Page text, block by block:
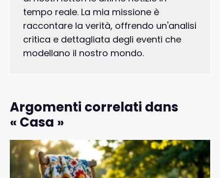
tempo reale. La mia missione è
raccontare la verità, offrendo un'analisi
critica e dettagliata degli eventi che
modellano il nostro mondo.
Argomenti correlati dans
« Casa »